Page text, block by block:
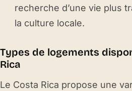
recherche d’une vie plus
la culture locale.
Types de logements
Rica
Le Costa Rica propose une